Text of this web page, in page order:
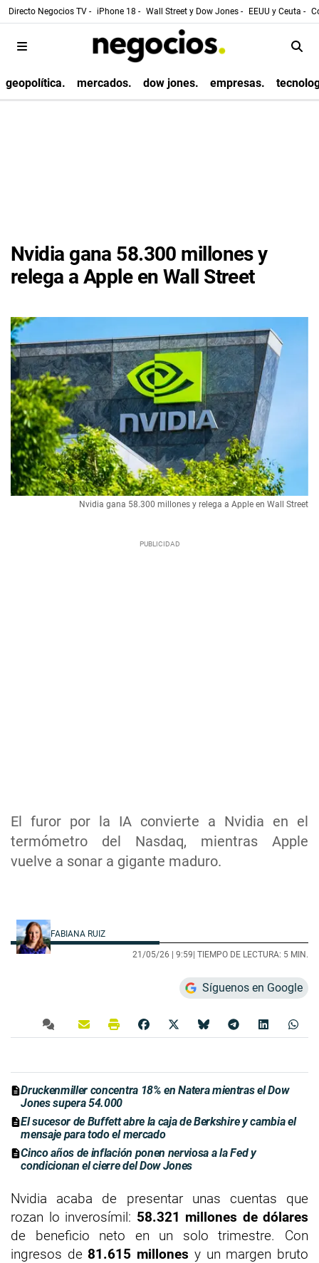
Directo Negocios TV - iPhone 18 - Wall Street y Dow Jones - EEUU y Ceuta -
geopolítica. mercados. dow jones. empresas.
Nvidia gana 58.300 millones y
relega a Apple en Wall Street
El furor por la IA convierte a Nvidia en el
termómetro del Nasdaq, mientras Apple
vuelve a sonar a gigante maduro.
Nvidia gana 58.300 millones y relega a Apple en Wall Street
FABIANA RUIZ
21/05/26 | 9:59| TIEMPO DE LECTURA: 5 MIN.
Síguenos en Google
Druckenmiller concentra 18% en Natera mientras el Dow
Jones supera 54.000
El sucesor de Buffett abre la caja de Berkshire y cambia el
mensaje para todo el mercado
Cinco años de inflación ponen nerviosa a la Fed y
condicionan el cierre del Dow Jones
Nvidia acaba de presentar unas cuentas que
rozan lo inverosímil: 58.321 millones de dólares
de beneficio neto en un solo trimestre. Con
ingresos de81.615 millones y un margen bruto